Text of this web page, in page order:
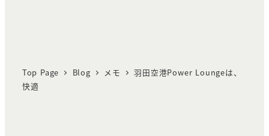
Top Page Blog メモ
羽田空港Power Loungeは、
快適